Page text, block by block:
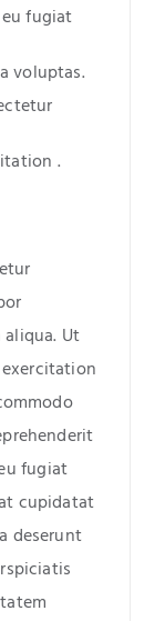
fugiat
voluptas.
.
Ut
fugiat
cupidatat
deserunt